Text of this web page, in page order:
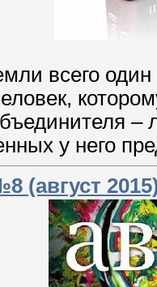
всего один
у него
(август